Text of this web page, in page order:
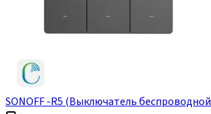
SONOFF -R5 (Выключатель